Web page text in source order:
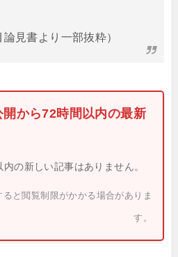
見書より一部抜粋）
開から72時間以内の最新
の新しい記事はありません。
と閲覧制限がかかる場合がありま
す。